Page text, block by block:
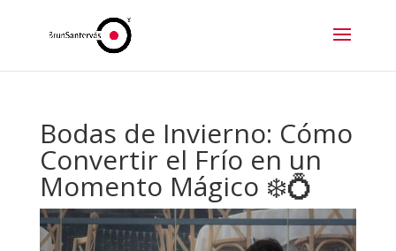
Bodas de Invierno: Cómo
Convertir el Frío en un
Momento Mágico ❄️💍